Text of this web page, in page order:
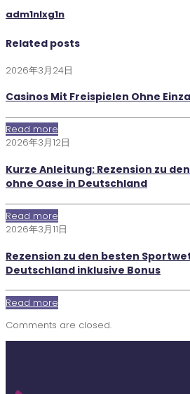
adm1nlxg1n
Related posts
2026年3月24日
Casinos Mit Freispielen Ohne
Read more
2026年3月12日
Kurze Anleitung: Rezension zu
ohne Oase in Deutschland
Read more
2026年3月11日
Rezension zu den besten
Deutschland inklusive Bonus
Read more
Comments are closed.